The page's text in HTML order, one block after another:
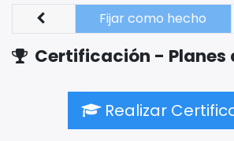
Certificación - Planes de
Fijar como hecho
Realizar